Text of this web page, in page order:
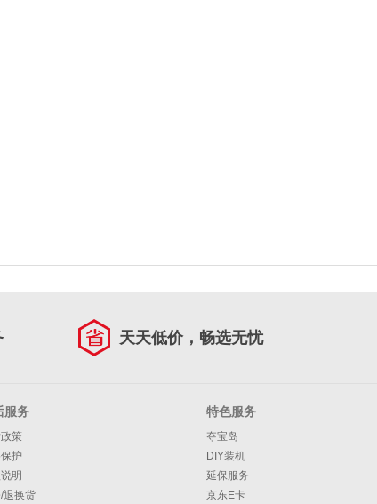
天天低价，畅选无忧
服务
策
护
明
退换货
特色服务
夺宝岛
DIY装机
延保服务
京东E卡